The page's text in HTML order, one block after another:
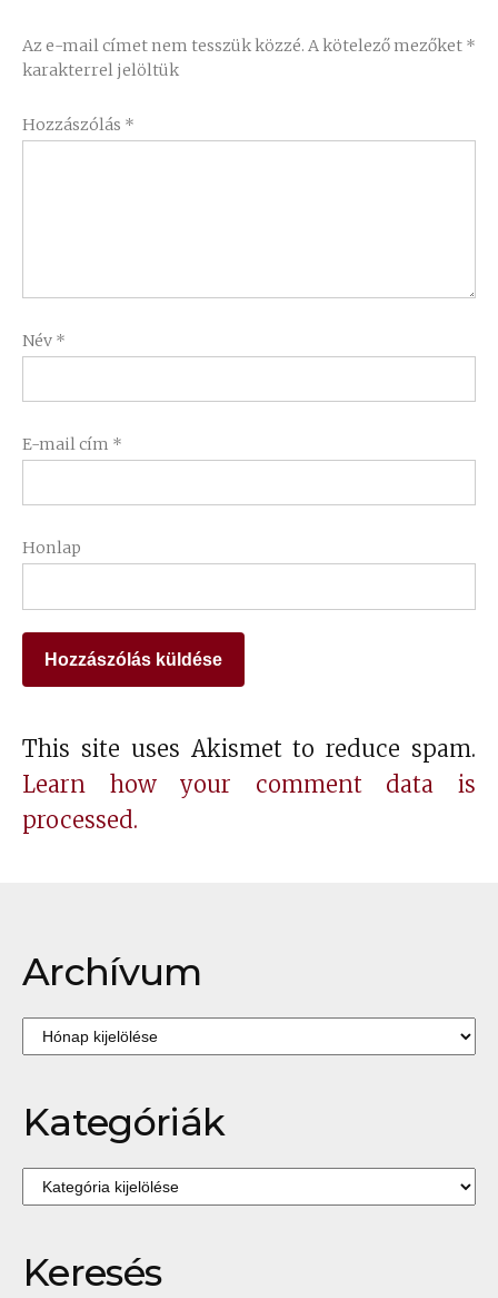
Az e-mail címet nem tesszük közzé. A kötelező mezőket *
karakterrel jelöltük
Hozzászólás *
Név *
E-mail cím *
Honlap
This site uses Akismet to reduce spam.
Learn how your comment data is
processed.
Archívum
Archívum
Kategóriák
Kategóriák
Keresés